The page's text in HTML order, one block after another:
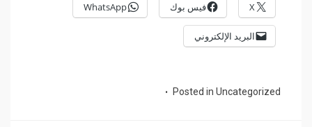
X فيس بوك WhatsApp
البريد الإلكتروني
Posted in Uncategorized